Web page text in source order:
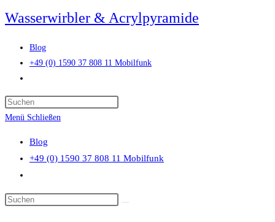
Zum
Inhalt
springen
Wasserwirbler & Acrylpyramide
Blog
+49 (0) 1590 37 808 11 Mobilfunk
umschalten
the
panel.
Menü Schließen
Blog
+49 (0) 1590 37 808 11 Mobilfunk
umschalten
Diese